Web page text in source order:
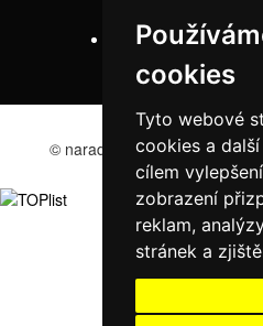
cookies
Tyto webové
cookies a
cílem
zobrazení
reklam,
stránek a
Reklamační řád
© naradi-bd.cz 2016